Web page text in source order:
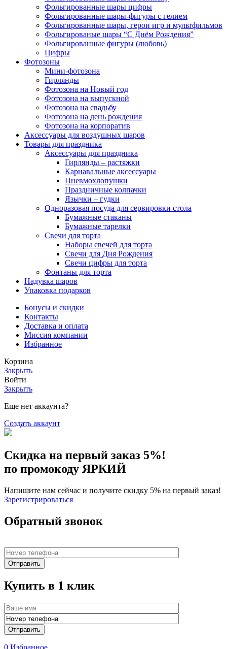
Фольгированные шары цифры
Фольгированные шары-фигуры с гелием
Фольгированные шары, герои игр и мультфильмов
Фольгированые шары “С Днём Рождения”
Фольгированные фигуры (любовь)
Цифры
Фотозоны
Мини-фотозона
Гирлянды
Фотозона на Новый год
Фотозона на выпускной
Фотозона на свадьбу
Фотозона на день рождения
Фотозона на корпоратив
Аксессуары для воздушных шаров
Товары для праздника
Аксессуары для праздника
Гирлянды – растяжки
Карнавальные аксессуары
Пневмохлопушки
Праздничные колпачки
Язычки – гудки
Одноразовая посуда для сервировки стола
Бумажные стаканы
Бумажные тарелки
Свечи для торта
Наборы свечей для торта
Свечи для Дня Рождения
Свечи цифры для торта
Фонтаны для торта
Надувка шаров
Упаковка подарков
Бонусы и скидки
Контакты
Доставка и оплата
Миссия компании
Избранное
Корзина
Закрыть
Войти
Закрыть
Еще нет аккаунта?
Создать аккаунт
Скидка на первый заказ 5%!
по промокоду ЯРКИЙ
Напишите нам сейчас и получите скидку 5% на первый заказ!
Зарегистрироваться
Обратный звонок
Купить в 1 клик
0 Избранное